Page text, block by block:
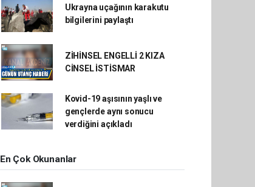
Ukrayna uçağının karakutu
bilgilerini paylaştı
ZİHİNSEL ENGELLİ 2 KIZA
CİNSEL İSTİSMAR
Kovid-19 aşısının yaşlı ve
gençlerde aynı sonucu
verdiğini açıkladı
En Çok Okunanlar